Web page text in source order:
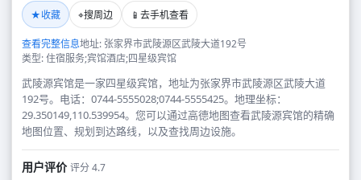
★收藏 ⌖搜周边 📱 去手机查看
查看完整信息地址: 张家界市武陵源区武陵大道192号
类型: 住宿服务;宾馆酒店;四星级宾馆
武陵源宾馆是一家四星级宾馆，地址为张家界市武陵源区武陵大道
192号。电话：0744-5555028;0744-5555425。地理坐标：
29.350149,110.539954。您可以通过高德地图查看武陵源宾馆的精确
地图位置、规划到达路线，以及查找周边设施。
用户评价评分 4.7